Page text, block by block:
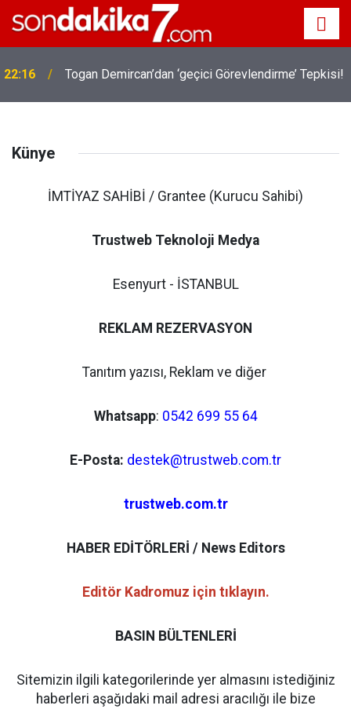
22:16 Togan Demircan’dan ‘geçici Görevlendirme’ Tepkisi!
Künye
İMTİYAZ SAHİBİ / Grantee (Kurucu Sahibi)
Trustweb Teknoloji Medya
Esenyurt - İSTANBUL
REKLAM REZERVASYON
Tanıtım yazısı, Reklam ve diğer
Whatsapp: 0542 699 55 64
E-Posta: destek@trustweb.com.tr
trustweb.com.tr
HABER EDİTÖRLERİ / News Editors
Editör Kadromuz için tıklayın.
BASIN BÜLTENLERİ
Sitemizin ilgili kategorilerinde yer almasını istediğiniz
haberleri aşağıdaki mail adresi aracılığı ile bize